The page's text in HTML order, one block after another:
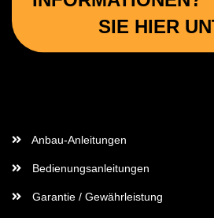
SIE HIER
Anbau-Anleitungen
Bedienungsanleitungen
Garantie / Gewährleistung